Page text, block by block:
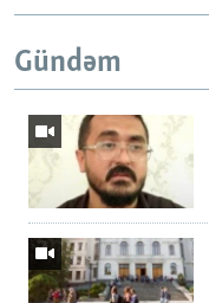
Gündəm